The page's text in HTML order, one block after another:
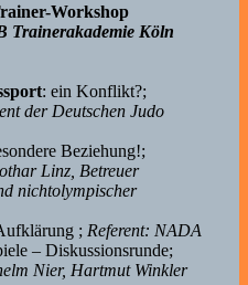
Workshop
Trainerakademie Köln
: ein Konflikt?;
der Deutschen Judo
Beziehung!;
Linz, Betreuer
nichtolympischer
; Referent: NADA
– Diskussionsrunde;
Nier, Hartmut Winkler